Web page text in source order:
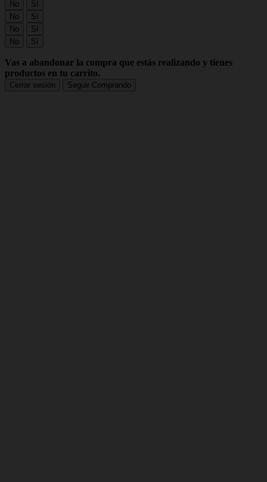
No
Sí
No
Sí
No
Sí
No
Sí
Vas a abandonar la compra que estás realizando y tienes
productos en tu carrito.
Cerrar sesión Seguir Comprando